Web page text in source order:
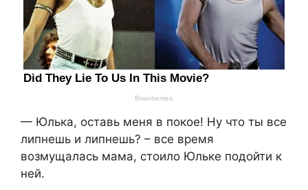
— Юлька, оставь меня в покое! Ну что ты все
липнешь и липнешь? – все время
возмущалась мама, стоило Юльке подойти к
ней.